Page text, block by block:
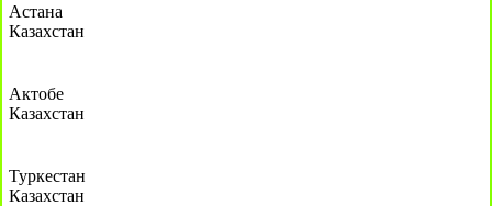
Астана
Казахстан
Актобе
Казахстан
Туркестан
Казахстан